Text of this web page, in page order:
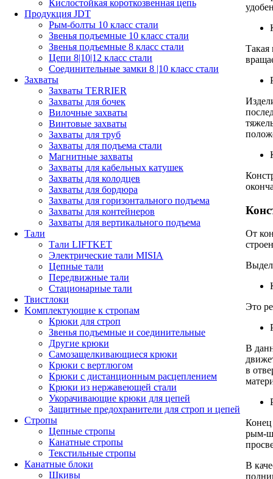
Кислостойкая короткозвенная цепь
Продукция JDT
Рым-болты 10 класс стали
Звенья подъемные 10 класс стали
Звенья подъемные 8 класс стали
Цепи 8|10|12 класс стали
Соединительные замки 8 |10 класс стали
Захваты
Захваты TERRIER
Захваты для бочек
Вилочные захваты
Винтовые захваты
Захваты для труб
Захваты для подъема стали
Магнитные захваты
Захваты для кабельных катушек
Захваты для колодцев
Захваты для бордюра
Захваты для горизонтального подъема
Захваты для контейнеров
Захваты для вертикального подъема
Тали
Тали LIFTKET
Электрические тали MISIA
Цепные тали
Передвижные тали
Стационарные тали
Твистлоки
Kомплектующие к стропам
Крюки для строп
Звенья подъемные и соединительные
Другие крюки
Самозащелкивающиеся крюки
Крюки с вертлюгом
Крюки с дистанционным расцеплением
Крюки из нержавеющей стали
Укорачивающие крюки для цепей
Защитные предохранители для строп и цепей
Стропы
Цепные стропы
Канатные стропы
Текстильные стропы
Канатные блоки
Шкивы
Такая
От
Это
В
в
Конец
рым-
В